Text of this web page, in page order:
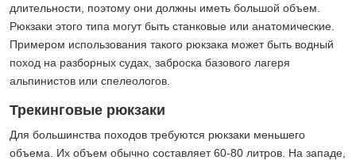
длительности, поэтому они должны иметь большой объем.
Рюкзаки этого типа могут быть станковые или анатомические.
Примером использования такого рюкзака может быть водный
поход на разборных судах, заброска базового лагеря
альпинистов или спелеологов.
Трекинговые рюкзаки
Для большинства походов требуются рюкзаки меньшего
объема. Их объем обычно составляет 60-80 литров. На западе,